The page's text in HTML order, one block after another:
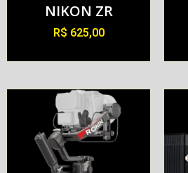
NIKON ZR
R$ 625,00